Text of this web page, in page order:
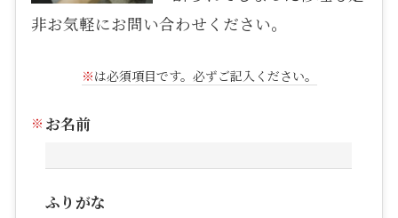
非お気軽にお問い合わせください。
※は必須項目です。必ずご記入ください。
お名前
ふりがな